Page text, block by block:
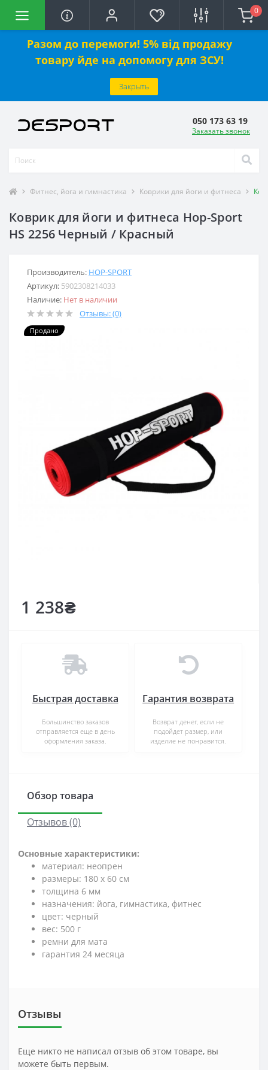
Разом до перемоги! 5% від продажу
товару йде на допомогу для ЗСУ!
Закрыть
0
050 173 63 19
Заказать звонок
Фитнес, йога и гимнастика Коврики для йоги и фитнеса
Коврик для йоги и фитнеса Hop-Sport
HS 2256 Черный / Красный
Производитель: HOP-SPORT
Артикул: 5902308214033
Наличие: Нет в наличии
Отзывы: (0)
Продано
1 238₴
Быстрая доставка
Большинство заказов
отправляется еще в день
оформления заказа.
Гарантия возврата
Возврат денег, если не
подойдет размер, или
изделие не понравится.
Обзор товара
Отзывов (0)
Основные характеристики:
материал: неопрен
размеры: 180 x 60 см
толщина 6 мм
назначения: йога, гимнастика, фитнес
цвет: черный
вес: 500 г
ремни для мата
гарантия 24 месяца
Отзывы
Еще никто не написал отзыв об этом товаре, вы
можете быть первым.